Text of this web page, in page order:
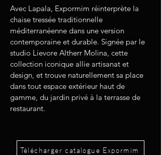
Avec Lapala, Expormim réinterprète la
chaise tressée traditionnelle
méditerranéenne dans une version
contemporaine et durable. Signée par le
studio Lievore Altherr Molina, cette
collection iconique allie artisanat et
design, et trouve naturellement sa place
dans tout espace extérieur haut de
gamme, du jardin privé à la terrasse de
restaurant.
Télécharger catalogue Expormim